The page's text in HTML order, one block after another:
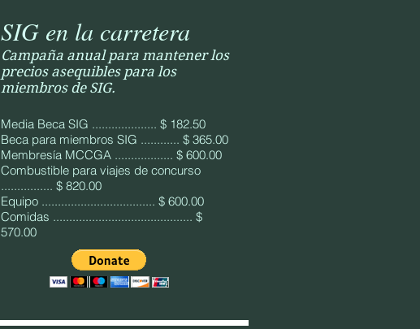
SIG en la carretera
Campaña anual para mantener los
precios asequibles para los
miembros de SIG.
Media Beca SIG .................... $ 182.50
Beca para miembros SIG ............ $ 365.00
Membresía MCCGA .................. $ 600.00
Combustible para viajes de concurso
................ $ 820.00
Equipo ................................... $ 600.00
Comidas ........................................... $
570.00